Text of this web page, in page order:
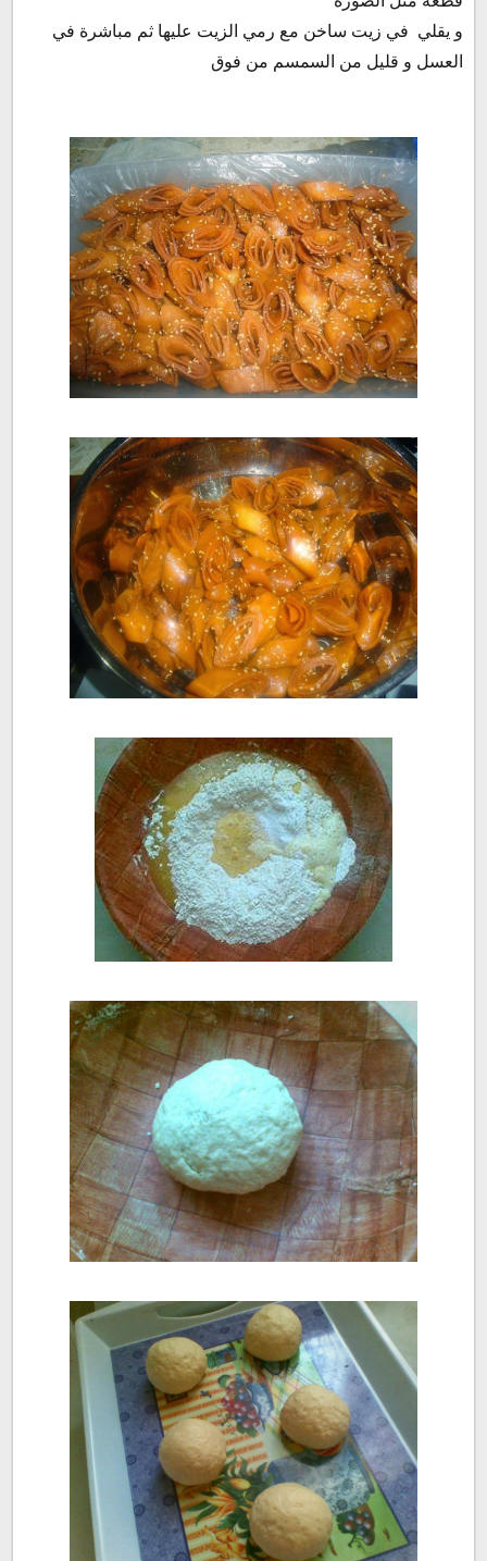
و يقلي في زيت ساخن مع رمي الزيت عليها ثم مباشرة في
العسل و قليل من السمسم من فوق